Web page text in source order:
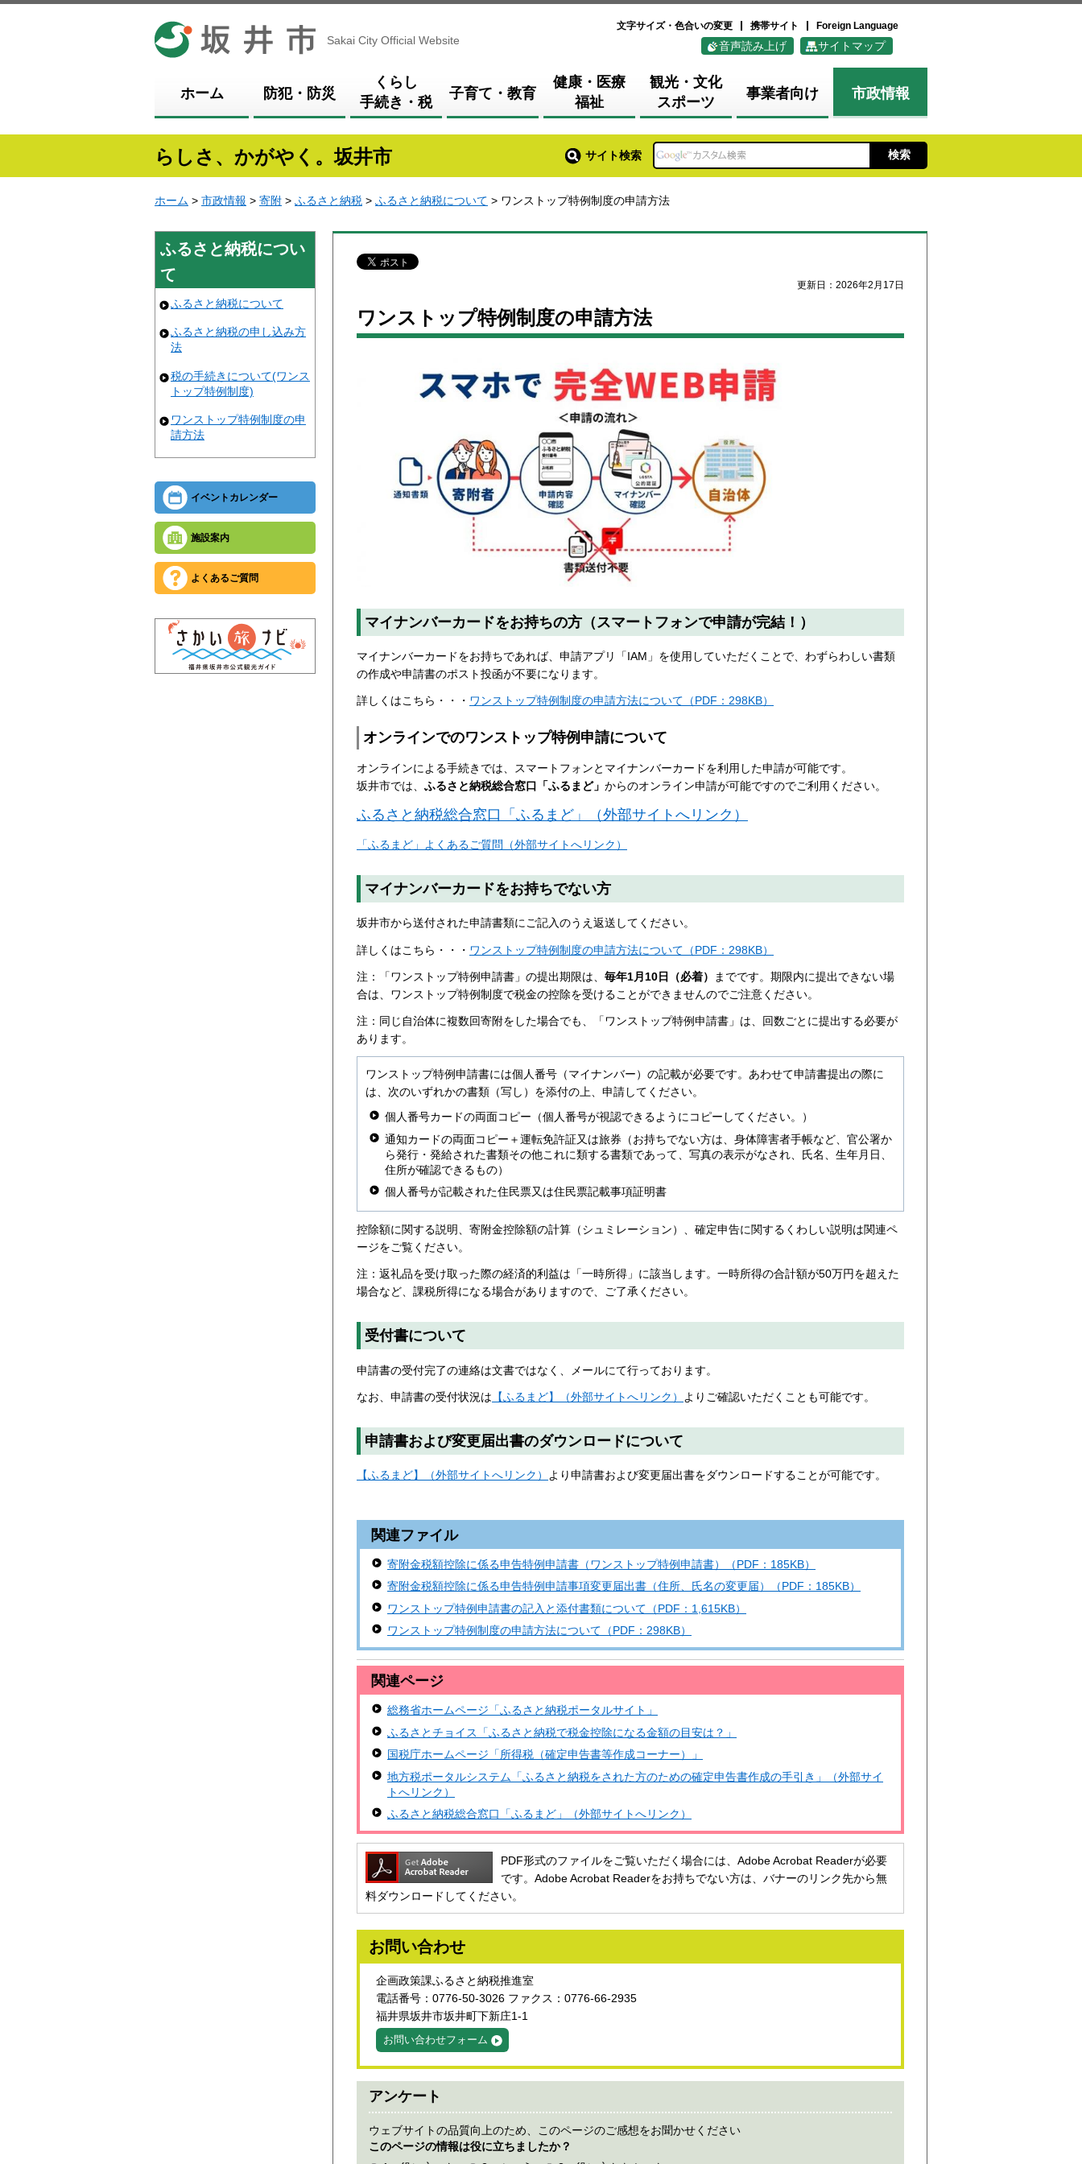
坂井市
Sakai City Official Website
文字サイズ・色合いの変更 携帯サイト Foreign Language
音声読み上げ サイトマップ
ホーム 防犯・防災
くらし
手続き・税
子育て・教育
健康・医療
福祉
観光・文化
スポーツ
事業者向け 市政情報
らしさ、かがやく。坂井市 サイト検索
ホーム > 市政情報 > 寄附 > ふるさと納税 > ふるさと納税について > ワンストップ特例制度の申請方法
ふるさと納税につい
て
ふるさと納税について
ふるさと納税の申し込み方
法
税の手続きについて(ワンス
トップ特例制度)
ワンストップ特例制度の申
請方法
イベントカレンダー
施設案内
よくあるご質問
更新日：2026年2月17日
ワンストップ特例制度の申請方法
マイナンバーカードをお持ちの方（スマートフォンで申請が完結！）
マイナンバーカードをお持ちであれば、申請アプリ「IAM」を使用していただくことで、わずらわしい書類
の作成や申請書のポスト投函が不要になります。
詳しくはこちら・・・ ワンストップ特例制度の申請方法について（PDF：298KB）
オンラインでのワンストップ特例申請について
オンラインによる手続きでは、スマートフォンとマイナンバーカードを利用した申請が可能です。
坂井市では、 ふるさと納税総合窓口「ふるまど」 からのオンライン申請が可能ですのでご利用ください。
ふるさと納税総合窓口「ふるまど」（外部サイトへリンク）
「ふるまど」よくあるご質問（外部サイトへリンク）
マイナンバーカードをお持ちでない方
坂井市から送付された申請書類にご記入のうえ返送してください。
詳しくはこちら・・・ ワンストップ特例制度の申請方法について（PDF：298KB）
注：「ワンストップ特例申請書」の提出期限は、 毎年1月10日（必着）
までです。期限内に提出できない場
合は、ワンストップ特例制度で税金の控除を受けることができませんのでご注意ください。
注：同じ自治体に複数回寄附をした場合でも、「ワンストップ特例申請書」は、回数ごとに提出する必要が
あります。
ワンストップ特例申請書には個人番号（マイナンバー）の記載が必要です。あわせて申請書提出の際に
は、次のいずれかの書類（写し）を添付の上、申請してください。
個人番号カードの両面コピー（個人番号が視認できるようにコピーしてください。）
通知カードの両面コピー＋運転免許証又は旅券（お持ちでない方は、身体障害者手帳など、官公署か
ら発行・発給された書類その他これに類する書類であって、写真の表示がなされ、氏名、生年月日、
住所が確認できるもの）
個人番号が記載された住民票又は住民票記載事項証明書
控除額に関する説明、寄附金控除額の計算（シュミレーション）、確定申告に関するくわしい説明は関連ペ
ージをご覧ください。
注：返礼品を受け取った際の経済的利益は「一時所得」に該当します。一時所得の合計額が50万円を超えた
場合など、課税所得になる場合がありますので、ご了承ください。
受付書について
申請書の受付完了の連絡は文書ではなく、メールにて行っております。
なお、申請書の受付状況は 【ふるまど】（外部サイトへリンク） よりご確認いただくことも可能です。
​​​​​​申請書および変更届出書のダウンロードについて
【ふるまど】（外部サイトへリンク） より申請書および変更届出書をダウンロードすることが可能です。
関連ファイル
寄附金税額控除に係る申告特例申請書（ワンストップ特例申請書）（PDF：185KB）
寄附金税額控除に係る申告特例申請事項変更届出書（住所、氏名の変更届）（PDF：185KB）
ワンストップ特例申請書の記入と添付書類について（PDF：1,615KB）
ワンストップ特例制度の申請方法について（PDF：298KB）
関連ページ
総務省ホームページ「ふるさと納税ポータルサイト」
ふるさとチョイス「ふるさと納税で税金控除になる金額の目安は？」
国税庁ホームページ「所得税（確定申告書等作成コーナー）」
地方税ポータルシステム「ふるさと納税をされた方のための確定申告書作成の手引き」（外部サイ
トへリンク）
ふるさと納税総合窓口「ふるまど」（外部サイトへリンク）
PDF形式のファイルをご覧いただく場合には、Adobe Acrobat Readerが必要
です。Adobe Acrobat Readerをお持ちでない方は、バナーのリンク先から無
料ダウンロードしてください。
お問い合わせ
企画政策課ふるさと納税推進室
電話番号：0776-50-3026 ファクス：0776-66-2935
福井県坂井市坂井町下新庄1-1
お問い合わせフォーム
アンケート
ウェブサイトの品質向上のため、このページのご感想をお聞かせください
このページの情報は役に立ちましたか？